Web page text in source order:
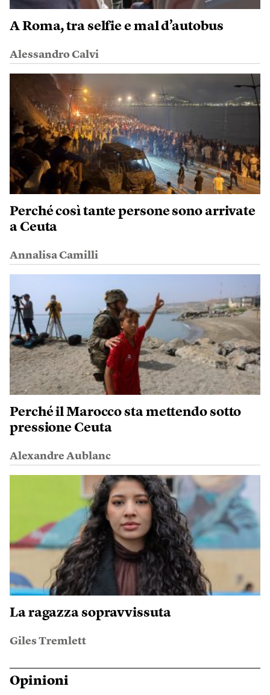
A Roma, tra selfie e mal d’autobus
Alessandro Calvi
Perché così tante persone sono arrivate
a Ceuta
Annalisa Camilli
Perché il Marocco sta mettendo sotto
pressione Ceuta
Alexandre Aublanc
La ragazza sopravvissuta
Giles Tremlett
Opinioni